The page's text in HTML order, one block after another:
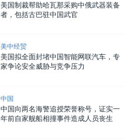
美国制裁帮助哈瓦那采购中俄武器装备
者，包括古巴驻中国武官
美中经贸
美国拟全面封堵中国智能网联汽车，专
家争论安全威胁与竞争压力
中国
中国向两名海警追授荣誉称号，证实一
年前自家舰船相撞事件造成人员丧生